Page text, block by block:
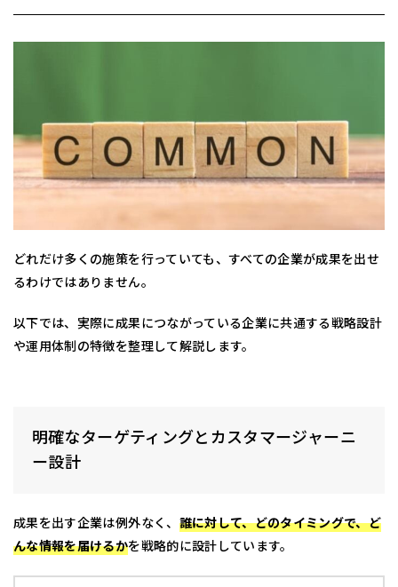
どれだけ多くの施策を行っていても、すべての企業が成果を出せ
るわけではありません。
以下では、実際に成果につながっている企業に共通する戦略設計
や運用体制の特徴を整理して解説します。
明確なターゲティングとカスタマージャーニ
ー設計
成果を出す企業は例外なく、 誰に対して、どのタイミングで、ど
んな情報を届けるかを戦略的に設計しています。